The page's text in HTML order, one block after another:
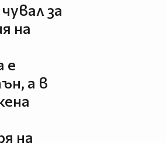
за
на
е
а в
на